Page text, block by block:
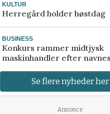
KULTUR
Herregård holder høstdag
BUSINESS
Konkurs rammer midtjysk
maskinhandler efter
Se flere nyheder her
Annonce